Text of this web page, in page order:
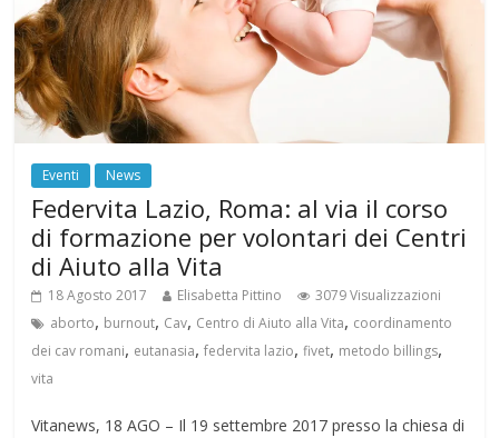
Eventi News
Federvita Lazio, Roma: al via il corso
di formazione per volontari dei Centri
di Aiuto alla Vita
18 Agosto 2017 Elisabetta Pittino
3079 Visualizzazioni
aborto, burnout, Cav, Centro di Aiuto alla Vita, coordinamento
dei cav romani, eutanasia,federvita lazio,fivet, metodo billings,
vita
Vitanews, 18 AGO – Il 19 settembre 2017 presso la chiesa di